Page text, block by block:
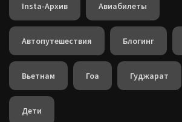
Insta-Архив Авиабилеты
Автопутешествия Блогинг
Вьетнам Гоа Гуджарат
Дети